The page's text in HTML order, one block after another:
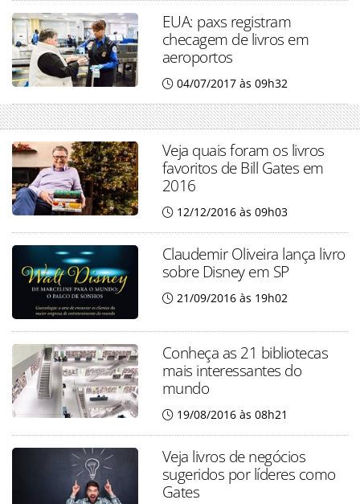
EUA: paxs registram
checagem de livros em
aeroportos
04/07/2017 às 09h32
Veja quais foram os livros
favoritos de Bill Gates em
2016
12/12/2016 às 09h03
Claudemir Oliveira lança livro
sobre Disney em SP
21/09/2016 às 19h02
Conheça as 21 bibliotecas
mais interessantes do
mundo
19/08/2016 às 08h21
Veja livros de negócios
sugeridos por líderes como
Gates